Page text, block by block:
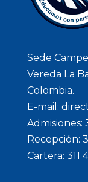
Sede
Vereda La
Colombia.
E-mail:
Admisiones:
Recepción:
Cartera: 311